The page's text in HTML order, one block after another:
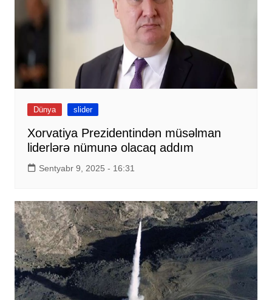
Dünya slider
Xorvatiya Prezidentindən müsəlman
liderlərə nümunə olacaq addım
Sentyabr 9, 2025 - 16:31